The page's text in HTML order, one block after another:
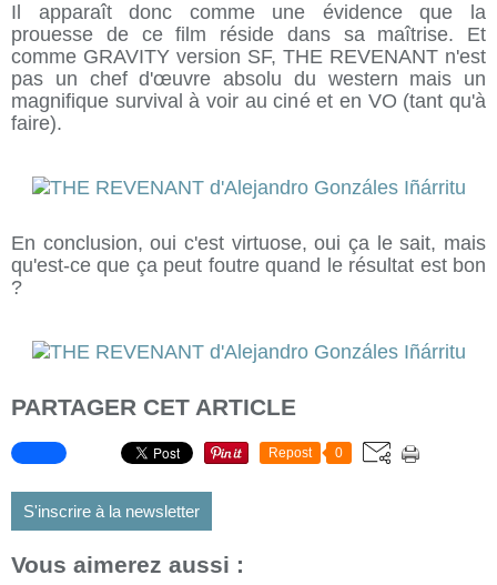
Il apparaît donc comme une évidence que la
prouesse de ce film réside dans sa maîtrise. Et
comme GRAVITY version SF, THE REVENANT n'est
pas un chef d'œuvre absolu du western mais un
magnifique survival à voir au ciné et en VO (tant qu'à
faire).
En conclusion, oui c'est virtuose, oui ça le sait, mais
qu'est-ce que ça peut foutre quand le résultat est bon
?
PARTAGER CET ARTICLE
Repost 0
S'inscrire à la newsletter
Vous aimerez aussi :